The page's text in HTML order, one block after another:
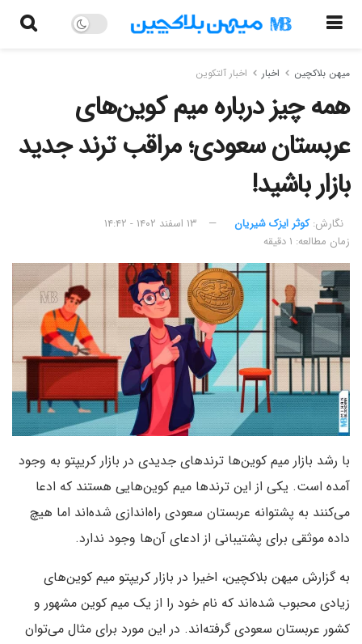
میهن بلاکچین اخبار اخبار آلتکوین
همه چیز درباره میم کوین‌های
عربستان سعودی؛ مراقب ترند جدید
بازار باشید!
نگارش:‌ کوثر ایزک شیریان
۱۳ اسفند ۱۴۰۲ - ۱۴:۴۲
زمان مطالعه: ۱ دقیقه
با رشد بازار میم کوین‌ها ترندهای جدیدی در بازار کریپتو به وجود
آمده است. یکی از این ترندها میم کوین‌هایی هستند که ادعا
می‌کنند به پشتوانه عربستان سعودی راه‌اندازی شده‌اند اما هیچ
داده موثقی برای پشتیبانی از ادعای آن‌ها وجود ندارد.
به گزارش میهن بلاکچین، اخیرا در بازار کریپتو میم کوین‌های
زیادی محبوب شده‌اند که نام خود را از یک میم کوین مشهور و
کشور عربستان سعودی گرفته‌اند. در این مورد برای مثال می‌توان